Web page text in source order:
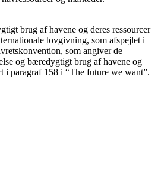
brug af havene og deres ressourcer
lovgivning, som afspejlet i
som angiver de
og bæredygtigt brug af havene og
i paragraf 158 i “The future we want”.